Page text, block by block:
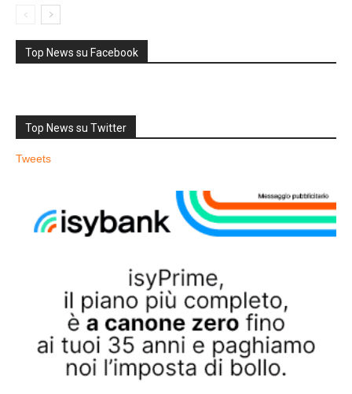
Top News su Facebook
Top News su Twitter
Tweets